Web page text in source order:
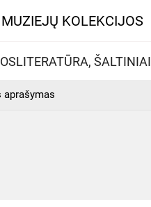
KOLEKCIJOS
LITERATŪRA, ŠALTINIAI
aprašymas